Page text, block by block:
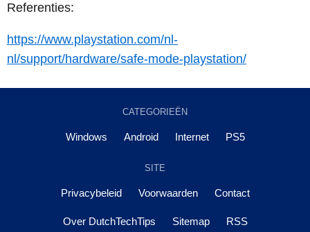
Referenties:
https://www.playstation.com/nl-
nl/support/hardware/safe-mode-playstation/
CATEGORIEËN
Windows Android Internet PS5
SITE
Privacybeleid Voorwaarden Contact
Over DutchTechTips Sitemap RSS